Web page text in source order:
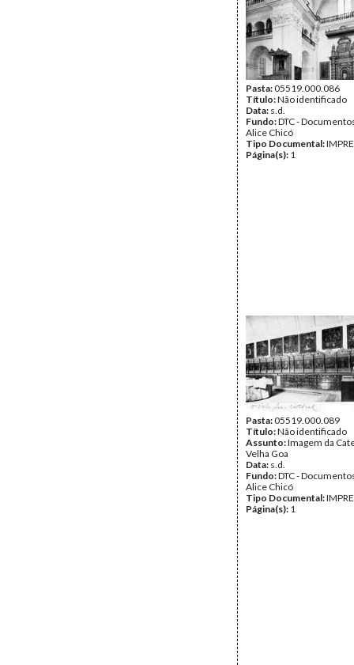
Pasta:05519.000.086
Título:Não identificado
Data: s.d.
Fundo:DTC -
Alice Chicó
Tipo Documental:
Página(s): 1
Pasta:05519.000.089
Título:Não identificado
Assunto:Imagem da
Velha Goa
Data: s.d.
Fundo:DTC -
Alice Chicó
Tipo Documental:
Página(s): 1